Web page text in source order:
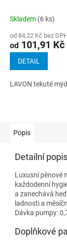
Skladem (6 ks)
od 84,22 Kč bez
od 101,91 Kč
DETAIL
LAVON tekuté
Popis
Detailní
Luxusní pěnové
každodenní
a zanechává
ladnosti a
Dávka pumpy:
Doplňkové